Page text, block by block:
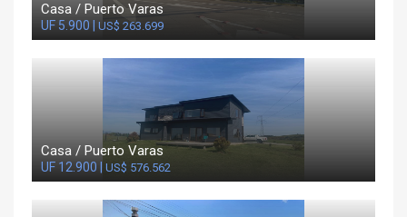
Casa / Puerto Varas
UF 5.900 | US$ 263.699
Casa / Puerto Varas
UF 12.900 | US$ 576.562